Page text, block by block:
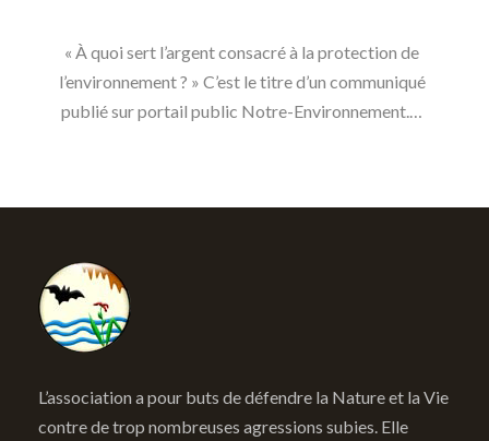
« À quoi sert l’argent consacré à la protection de
l’environnement ? » C’est le titre d’un communiqué
publié sur portail public Notre-Environnement.…
L’association a pour buts de défendre la Nature et la Vie
contre de trop nombreuses agressions subies. Elle